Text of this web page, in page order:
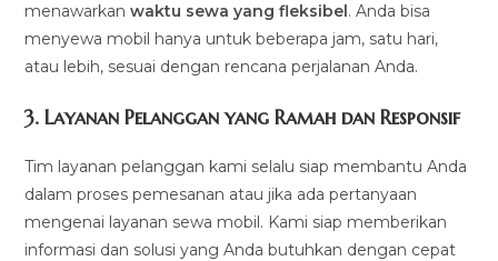
menawarkanwaktu sewa yang fleksibel. Anda bisa
menyewa mobil hanya untuk beberapa jam, satu hari,
atau lebih, sesuai dengan rencana perjalanan Anda.
3.Layanan Pelanggan yang Ramah dan Responsif
Tim layanan pelanggan kami selalu siap membantu Anda
dalam proses pemesanan atau jika ada pertanyaan
mengenai layanan sewa mobil. Kami siap memberikan
informasi dan solusi yang Anda butuhkan dengan cepat